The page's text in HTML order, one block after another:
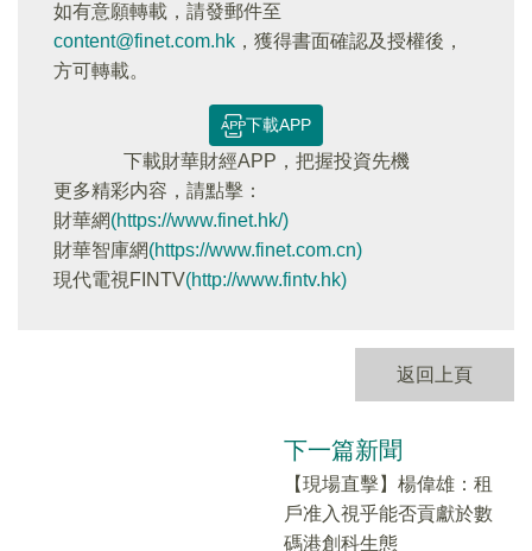
如有意願轉載，請發郵件至
content@finet.com.hk ，獲得書面確認及授權後，
方可轉載。
下載APP
下載財華財經APP，把握投資先機
更多精彩内容，請點擊：
財華網(https://www.finet.hk/)
財華智庫網(https://www.finet.com.cn)
現代電視FINTV(http://www.fintv.hk)
返回上頁
下一篇新聞
【現場直擊】楊偉雄：租
戶准入視乎能否貢獻於數
碼港創科生態